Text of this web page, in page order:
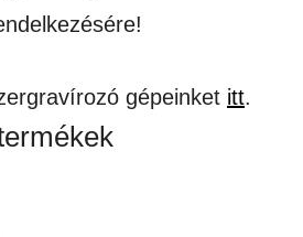
gépeinket itt.